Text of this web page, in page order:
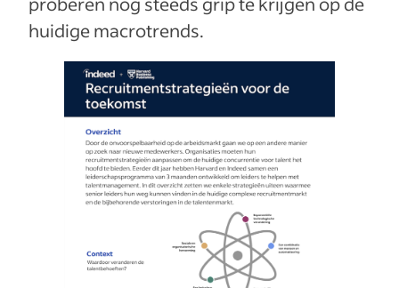
huidige macrotrends.